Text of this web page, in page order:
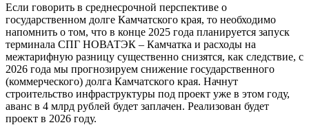
Если говорить в среднесрочной перспективе о
государственном долге Камчатского края, то необходимо
напомнить о том, что в конце 2025 года планируется запуск
терминала СПГ НОВАТЭК – Камчатка и расходы на
межтарифную разницу существенно снизятся, как следствие, с
2026 года мы прогнозируем снижение государственного
(коммерческого) долга Камчатского края. Начнут
строительство инфраструктуры под проект уже в этом году,
аванс в 4 млрд рублей будет заплачен. Реализован будет
проект в 2026 году.